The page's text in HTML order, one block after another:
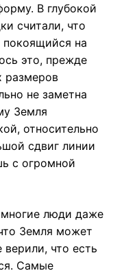
В глубокой
считали, что
покоящийся на
это, прежде
размеров
не заметна
Земля
относительно
сдвиг линии
с огромной
многие люди даже
Земля может
что есть
Самые